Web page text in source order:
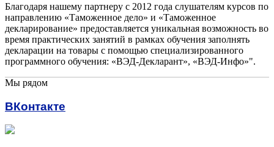
Благодаря нашему партнеру с 2012 года слушателям курсов по
направлению «Таможенное дело» и «Таможенное
декларирование» предоставляется уникальная возможность во
время практических занятий в рамках обучения заполнять
декларации на товары с помощью специализированного
программного обучения: «ВЭД-Декларант», «ВЭД-Инфо»".
Мы рядом
ВКонтакте